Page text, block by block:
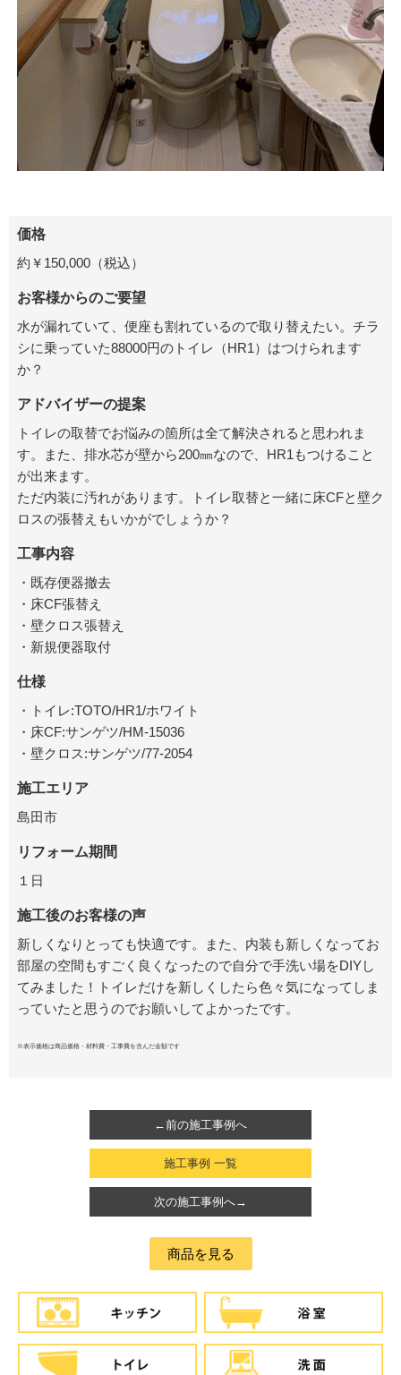
価格
約￥150,000（税込）
お客様からのご要望
水が漏れていて、便座も割れているので取り替えたい。チラ
シに乗っていた88000円のトイレ（HR1）はつけられます
か？
アドバイザーの提案
トイレの取替でお悩みの箇所は全て解決されると思われま
す。また、排水芯が壁から200㎜なので、HR1もつけること
が出来ます。
ただ内装に汚れがあります。トイレ取替と一緒に床CFと壁ク
ロスの張替えもいかがでしょうか？
工事内容
・既存便器撤去
・床CF張替え
・壁クロス張替え
・新規便器取付
仕様
・トイレ:TOTO/HR1/ホワイト
・床CF:サンゲツ/HM-15036
・壁クロス:サンゲツ/77-2054
施工エリア
島田市
リフォーム期間
１日
施工後のお客様の声
新しくなりとっても快適です。また、内装も新しくなってお
部屋の空間もすごく良くなったので自分で手洗い場をDIYし
てみました！トイレだけを新しくしたら色々気になってしま
っていたと思うのでお願いしてよかったです。
※表示価格は商品価格・材料費・工事費を含んだ金額です
←前の施工事例へ
施工事例 一覧
次の施工事例へ→
商品を見る